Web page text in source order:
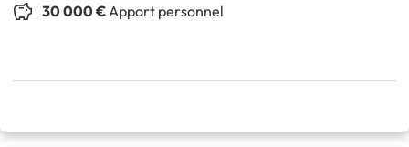
30 000 €Apport personnel